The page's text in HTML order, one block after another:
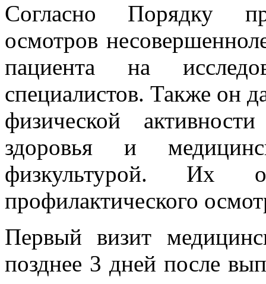
Согласно Порядку
осмотров
пациента на
специалистов. Также он
физической
здоровья и
физкультурой. Их
профилактического
Первый визит
позднее 3 дней после